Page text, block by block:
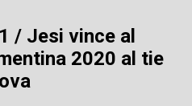
/ Jesi vince al
2020 al tie